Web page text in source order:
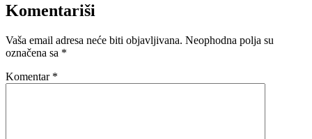
Komentariši
Vaša email adresa neće biti objavljivana. Neophodna polja su
označena sa *
Komentar *